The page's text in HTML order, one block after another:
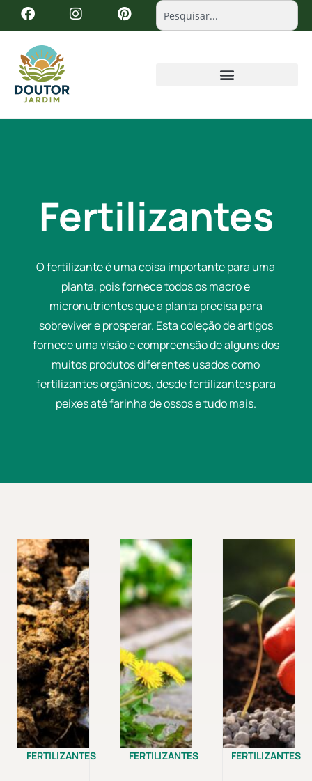
Fertilizantes
O fertilizante é uma coisa importante para uma
planta, pois fornece todos os macro e
micronutrientes que a planta precisa para
sobreviver e prosperar. Esta coleção de artigos
fornece uma visão e compreensão de alguns dos
muitos produtos diferentes usados ​​como
fertilizantes orgânicos, desde fertilizantes para
peixes até farinha de ossos e tudo mais.
FERTILIZANTES FERTILIZANTES FERTILIZANTES